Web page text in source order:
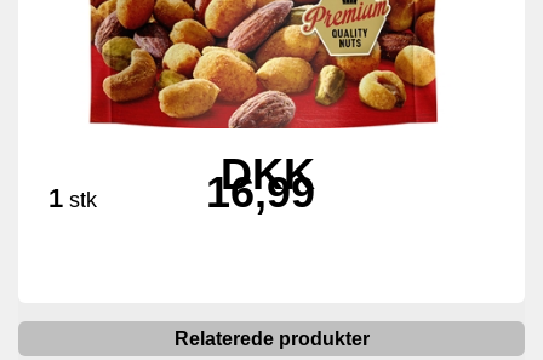
1 stk
DKK
16,99
Relaterede produkter